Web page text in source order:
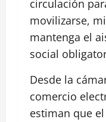
circulación
movilizarse,
mantenga el
social
Desde la
comercio
estiman que